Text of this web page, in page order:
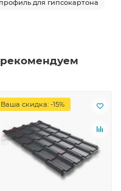
для гипсокартона
Ваша скидка: -15%